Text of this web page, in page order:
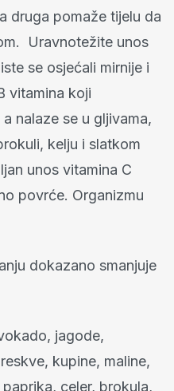
druga pomaže tijelu da
Uravnotežite unos
se osjećali mirnije i
vitamina koji
a nalaze se u gljivama,
kelju i slatkom
unos vitamina C
povrće. Organizmu
dokazano smanjuje
jagode,
kupine, maline,
celer, brokula,